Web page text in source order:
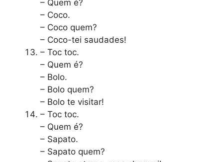
– Quem é?
– Coco.
– Coco quem?
– Coco-tei saudades!
– Toc toc.
– Quem é?
– Bolo.
– Bolo quem?
– Bolo te visitar!
– Toc toc.
– Quem é?
– Sapato.
– Sapato quem?